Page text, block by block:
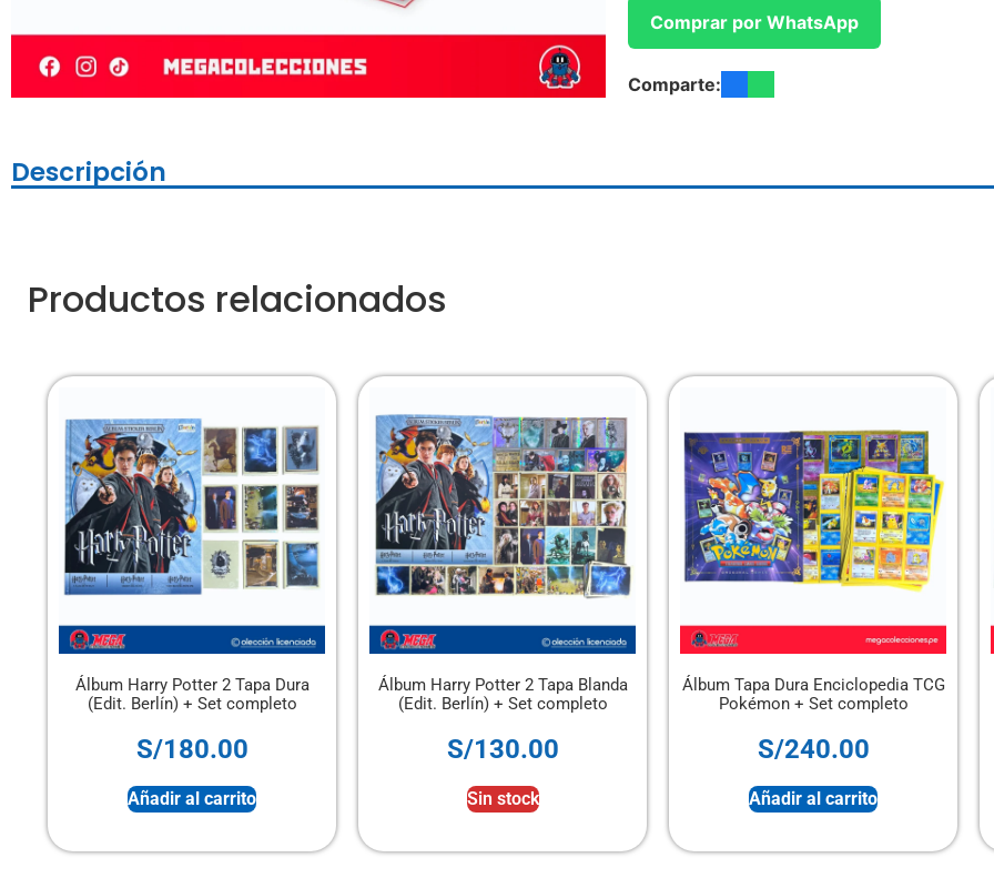
Comprar por WhatsApp
Comparte:
Descripción
Productos relacionados
2 Tapa Dura
completo
Álbum Harry Potter 2 Tapa Blanda
(Edit. Berlín) + Set completo
Álbum Tapa Dura Enciclopedia TCG
Pokémon + Set completo
Álbum Pasión de
completo
Añadir al carrito